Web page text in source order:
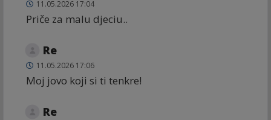
11.05.2026 17:04
Priče za malu djeciu..
Re
11.05.2026 17:06
Moj jovo koji si ti tenkre!
Re